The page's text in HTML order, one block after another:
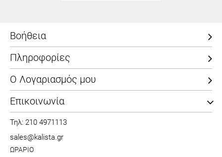
Βοήθεια
Πληροφορίες
Ο Λογαριασμός μου
Επικοινωνία
Τηλ: 210 4971113
sales@kalista.gr
ΩΡΑΡΙΟ